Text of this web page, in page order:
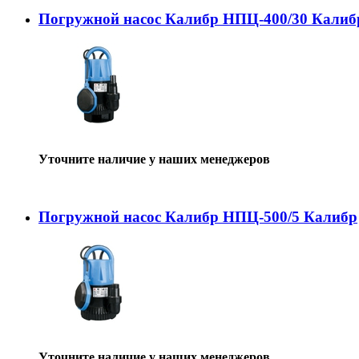
Погружной насос Калибр НПЦ-400/30
Уточните наличие у наших менеджеров
Погружной насос Калибр НПЦ-500/5 Калибр